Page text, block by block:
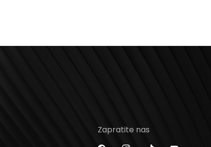
Zapratite nas